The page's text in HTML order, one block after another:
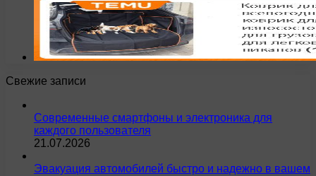
Свежие записи
Современные смартфоны и электроника для
каждого пользователя
21.07.2026
Эвакуация автомобилей быстро и надежно в вашем